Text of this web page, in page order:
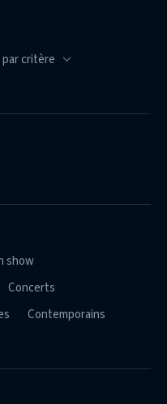
show
Concerts
Contemporains